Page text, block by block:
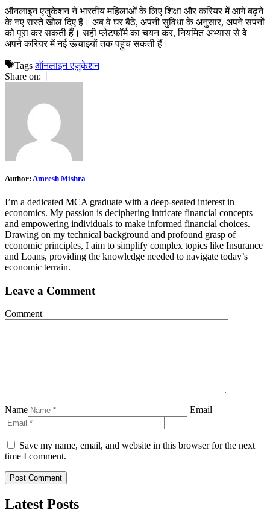
ऑनलाइन एजुकेशन ने भारतीय महिलाओं के लिए शिक्षा और करियर में आगे बढ़ने
के नए रास्ते खोल दिए हैं। अब वे घर बैठे, अपनी सुविधा के अनुसार, अपने सपनों
को पूरा कर सकती हैं। सही प्लेटफॉर्म का चयन कर, नियमित अभ्यास से वे
अपने करियर में नई ऊंचाइयों तक पहुंच सकती हैं।
Tags ऑनलाइन एजुकेशन
Share on:
Author: Amresh Mishra
I’m a dedicated MCA graduate with a deep-seated interest in
economics. My passion is deciphering intricate financial concepts
and empowering individuals to make informed financial choices.
Drawing on my technical background and profound grasp of
economic principles, I aim to simplify complex topics like Insurance
and Loans, providing the knowledge needed to navigate today’s
economic terrain.
Leave a Comment
Comment
Name Email
Save my name, email, and website in this browser for the next
time I comment.
Latest Posts